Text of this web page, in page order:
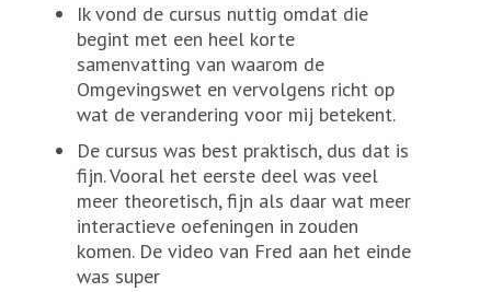
Ik vond de cursus nuttig omdat die
begint met een heel korte
samenvatting van waarom de
Omgevingswet en vervolgens richt op
wat de verandering voor mij betekent.
De cursus was best praktisch, dus dat is
fijn. Vooral het eerste deel was veel
meer theoretisch, fijn als daar wat meer
interactieve oefeningen in zouden
komen. De video van Fred aan het einde
was super